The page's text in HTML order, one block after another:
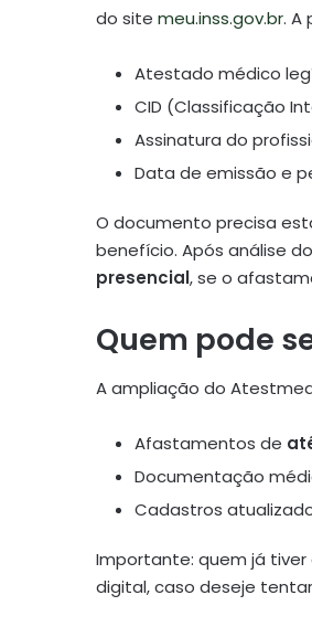
do site meu.inss.gov.br. A
Atestado médico
CID (Classificação
Assinatura do
Data de emissão e
O documento precisa
benefício. Após análise
presencial, se o
Quem pode
A ampliação do
Afastamentos de
Documentação
Cadastros
Importante: quem já
digital, caso deseje